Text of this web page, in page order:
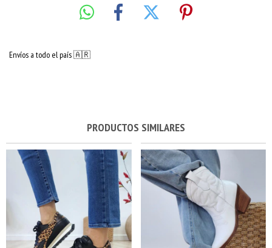
Envíos a todo el país 🇦🇷
PRODUCTOS SIMILARES